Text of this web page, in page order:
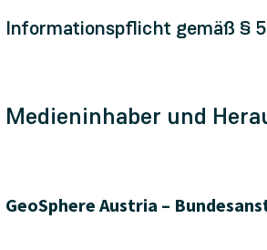
Informationspflicht gemäß §
Medieninhaber und
GeoSphere Austria –